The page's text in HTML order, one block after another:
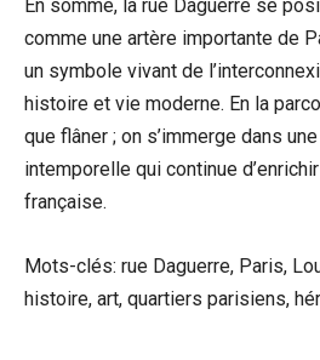
En somme, la rue Daguerre se
comme une artère importante de
un symbole vivant de
histoire et vie moderne. En la
que flâner ; on s’immerge dans
intemporelle qui continue
française.
Mots-clés: rue Daguerre, Paris,
histoire, art, quartiers parisiens,